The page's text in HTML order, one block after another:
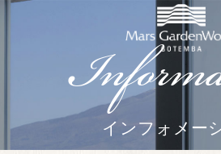
インフォメー